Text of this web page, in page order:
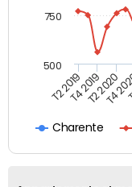
Charente
T2 2019T4 2019T2 2020
T4
500
750